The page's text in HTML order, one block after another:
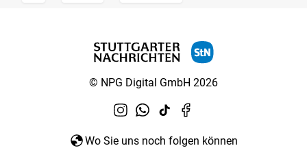
© NPG Digital GmbH 2026
Wo Sie uns noch folgen können